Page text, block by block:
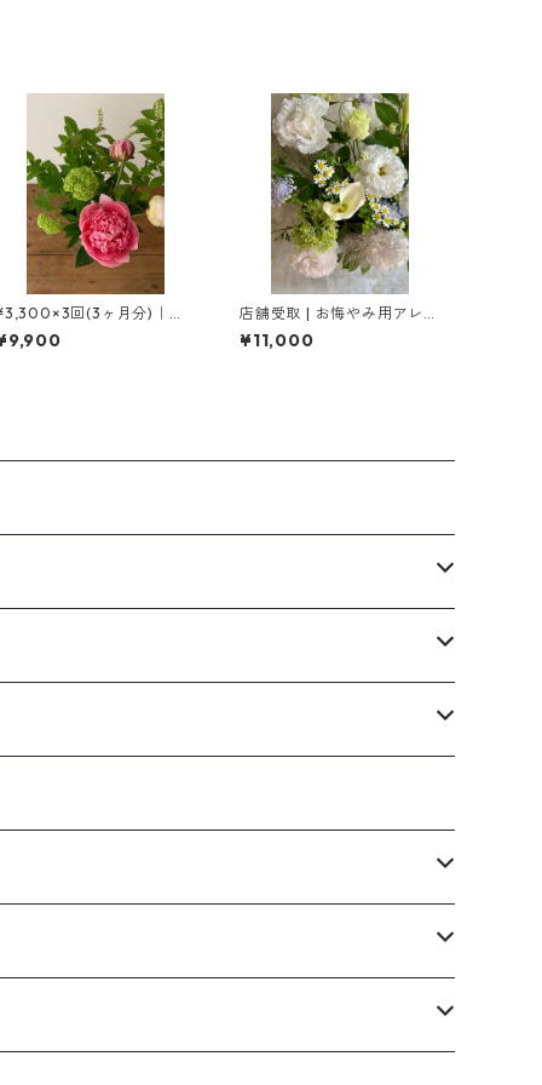
回(3ヶ月分)｜季
の花の定期便［S ］
店舗受取 | お悔やみ用アレン
ジメント［ L ］
¥11,000